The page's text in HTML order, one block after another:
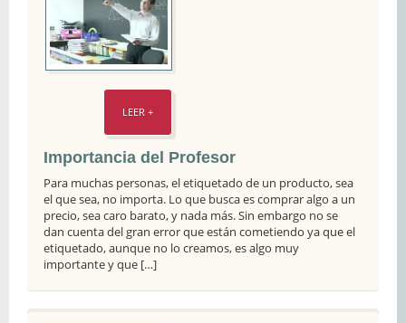
LEER +
Importancia del Profesor
Para muchas personas, el etiquetado de un producto, sea
el que sea, no importa. Lo que busca es comprar algo a un
precio, sea caro barato, y nada más. Sin embargo no se
dan cuenta del gran error que están cometiendo ya que el
etiquetado, aunque no lo creamos, es algo muy
importante y que […]